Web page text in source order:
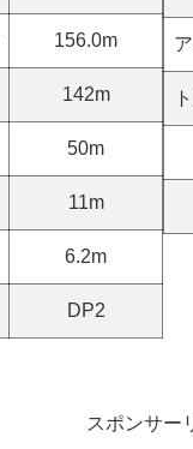
156.0m
142m
50m
11m
6.2m
DP2
スポンサー